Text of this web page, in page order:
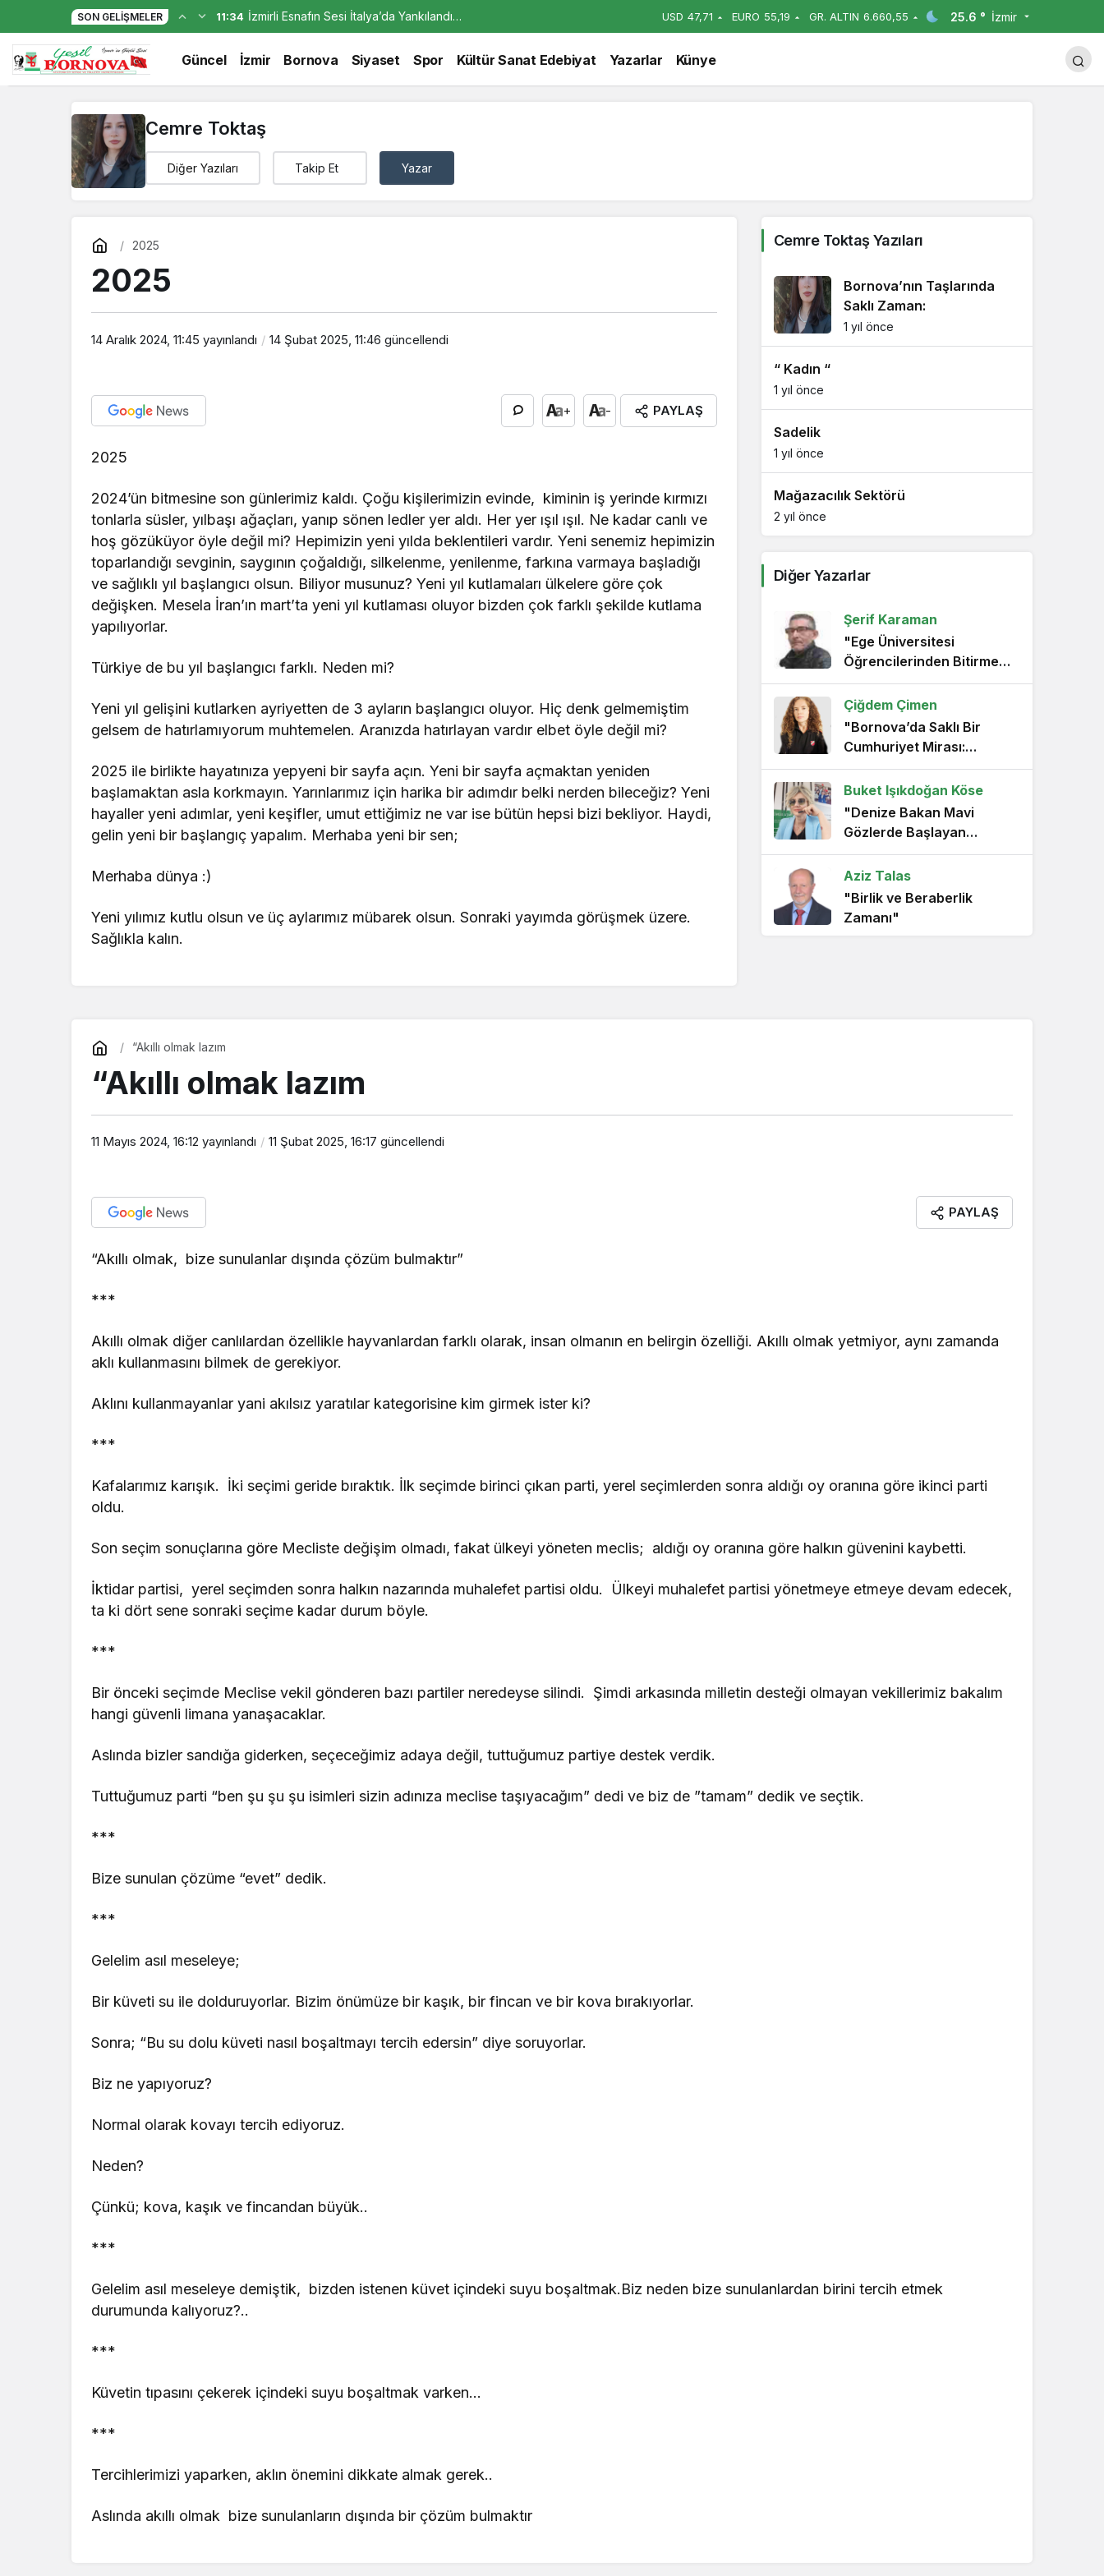
SON GELIŞMELER 11:34 İzmirli Esnafın Sesi İtalya’da Yankılandı… USD 47,71 EURO 55,19 GR. ALTIN 6.660,55 25.6 ° İzmir
Güncel İzmir Bornova Siyaset Spor Kültür Sanat Edebiyat Yazarlar Künye
Cemre Toktaş
Diğer Yazıları Takip Et Yazar
2025
2025
14 Aralık 2024, 11:45 yayınlandı 14 Şubat 2025, 11:46 güncellendi
+ - PAYLAŞ
2025
2024’ün bitmesine son günlerimiz kaldı. Çoğu kişilerimizin evinde, kiminin iş yerinde kırmızı
tonlarla süsler, yılbaşı ağaçları, yanıp sönen ledler yer aldı. Her yer ışıl ışıl. Ne kadar canlı ve
hoş gözüküyor öyle değil mi? Hepimizin yeni yılda beklentileri vardır. Yeni senemiz hepimizin
toparlandığı sevginin, saygının çoğaldığı, silkelenme, yenilenme, farkına varmaya başladığı
ve sağlıklı yıl başlangıcı olsun. Biliyor musunuz? Yeni yıl kutlamaları ülkelere göre çok
değişken. Mesela İran’ın mart’ta yeni yıl kutlaması oluyor bizden çok farklı şekilde kutlama
yapılıyorlar.
Türkiye de bu yıl başlangıcı farklı. Neden mi?
Yeni yıl gelişini kutlarken ayriyetten de 3 ayların başlangıcı oluyor. Hiç denk gelmemiştim
gelsem de hatırlamıyorum muhtemelen. Aranızda hatırlayan vardır elbet öyle değil mi?
2025 ile birlikte hayatınıza yepyeni bir sayfa açın. Yeni bir sayfa açmaktan yeniden
başlamaktan asla korkmayın. Yarınlarımız için harika bir adımdır belki nerden bileceğiz? Yeni
hayaller yeni adımlar, yeni keşifler, umut ettiğimiz ne var ise bütün hepsi bizi bekliyor. Haydi,
gelin yeni bir başlangıç yapalım. Merhaba yeni bir sen;
Merhaba dünya :)
Yeni yılımız kutlu olsun ve üç aylarımız mübarek olsun. Sonraki yayımda görüşmek üzere.
Sağlıkla kalın.
Cemre Toktaş Yazıları
Bornova’nın Taşlarında
Saklı Zaman:
1 yıl önce
“ Kadın “
1 yıl önce
Sadelik
1 yıl önce
Mağazacılık Sektörü
2 yıl önce
Diğer Yazarlar
Şerif Karaman
"Ege Üniversitesi
Öğrencilerinden Bitirme
Projesi Çekimi"
Çiğdem Çimen
"Bornova’da Saklı Bir
Cumhuriyet Mirası:
Zeytinin Hafızası"
Buket Işıkdoğan Köse
"Denize Bakan Mavi
Gözlerde Başlayan
Direniş"
Aziz Talas
"Birlik ve Beraberlik
Zamanı"
Salih Sütçüoğlu
“Akıllı olmak lazım
“Akıllı olmak lazım
11 Mayıs 2024, 16:12 yayınlandı 11 Şubat 2025, 16:17 güncellendi
PAYLAŞ
“Akıllı olmak, bize sunulanlar dışında çözüm bulmaktır”
***
Akıllı olmak diğer canlılardan özellikle hayvanlardan farklı olarak, insan olmanın en belirgin özelliği. Akıllı olmak yetmiyor, aynı zamanda
aklı kullanmasını bilmek de gerekiyor.
Aklını kullanmayanlar yani akılsız yaratılar kategorisine kim girmek ister ki?
***
Kafalarımız karışık. İki seçimi geride bıraktık. İlk seçimde birinci çıkan parti, yerel seçimlerden sonra aldığı oy oranına göre ikinci parti
oldu.
Son seçim sonuçlarına göre Mecliste değişim olmadı, fakat ülkeyi yöneten meclis; aldığı oy oranına göre halkın güvenini kaybetti.
İktidar partisi, yerel seçimden sonra halkın nazarında muhalefet partisi oldu. Ülkeyi muhalefet partisi yönetmeye etmeye devam edecek,
ta ki dört sene sonraki seçime kadar durum böyle.
***
Bir önceki seçimde Meclise vekil gönderen bazı partiler neredeyse silindi. Şimdi arkasında milletin desteği olmayan vekillerimiz bakalım
hangi güvenli limana yanaşacaklar.
Aslında bizler sandığa giderken, seçeceğimiz adaya değil, tuttuğumuz partiye destek verdik.
Tuttuğumuz parti “ben şu şu şu isimleri sizin adınıza meclise taşıyacağım” dedi ve biz de ”tamam” dedik ve seçtik.
***
Bize sunulan çözüme “evet” dedik.
***
Gelelim asıl meseleye;
Bir küveti su ile dolduruyorlar. Bizim önümüze bir kaşık, bir fincan ve bir kova bırakıyorlar.
Sonra; “Bu su dolu küveti nasıl boşaltmayı tercih edersin” diye soruyorlar.
Biz ne yapıyoruz?
Normal olarak kovayı tercih ediyoruz.
Neden?
Çünkü; kova, kaşık ve fincandan büyük..
***
Gelelim asıl meseleye demiştik, bizden istenen küvet içindeki suyu boşaltmak.Biz neden bize sunulanlardan birini tercih etmek
durumunda kalıyoruz?..
***
Küvetin tıpasını çekerek içindeki suyu boşaltmak varken…
***
Tercihlerimizi yaparken, aklın önemini dikkate almak gerek..
Aslında akıllı olmak bize sunulanların dışında bir çözüm bulmaktır
“Akıllı olmak lazım Yorum Yap